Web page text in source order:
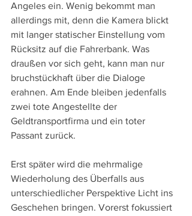
Angeles ein. Wenig bekommt man
allerdings mit, denn die Kamera blickt
mit langer statischer Einstellung vom
Rücksitz auf die Fahrerbank. Was
draußen vor sich geht, kann man nur
bruchstückhaft über die Dialoge
erahnen. Am Ende bleiben jedenfalls
zwei tote Angestellte der
Geldtransportfirma und ein toter
Passant zurück.
Erst später wird die mehrmalige
Wiederholung des Überfalls aus
unterschiedlicher Perspektive Licht ins
Geschehen bringen. Vorerst fokussiert